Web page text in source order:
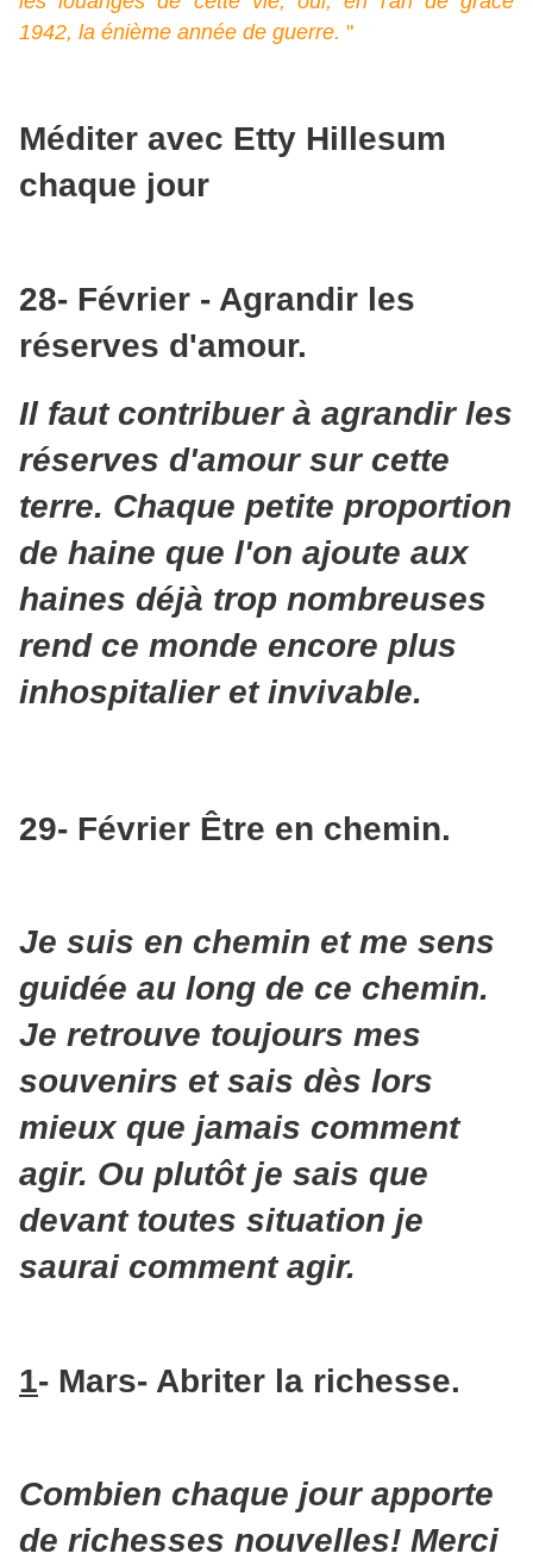
1942, la énième année de guerre. "
Méditer avec Etty Hillesum
chaque jour
28- Février - Agrandir les
réserves d'amour.
Il faut contribuer à agrandir les
réserves d'amour sur cette
terre. Chaque petite proportion
de haine que l'on ajoute aux
haines déjà trop nombreuses
rend ce monde encore plus
inhospitalier et invivable.
29- Février Être en chemin.
Je suis en chemin et me sens
guidée au long de ce chemin.
Je retrouve toujours mes
souvenirs et sais dès lors
mieux que jamais comment
agir. Ou plutôt je sais que
devant toutes situation je
saurai comment agir.
1- Mars- Abriter la richesse.
Combien chaque jour apporte
de richesses nouvelles! Merci